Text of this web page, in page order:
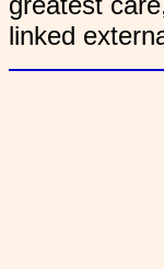
linked